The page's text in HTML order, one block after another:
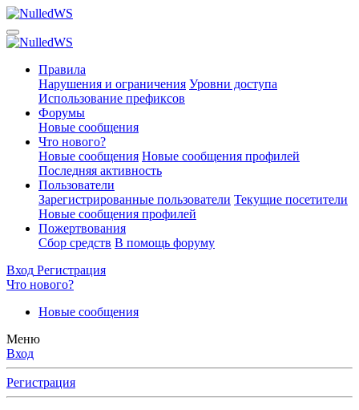
Правила
Нарушения и ограничения Уровни доступа
Использование префиксов
Форумы
Новые сообщения
Что нового?
Новые сообщения Новые сообщения профилей
Последняя активность
Пользователи
Зарегистрированные пользователи Текущие посетители
Новые сообщения профилей
Пожертвования
Сбор средств В помощь форуму
Вход Регистрация
Что нового?
Новые сообщения
Меню
Вход
Регистрация